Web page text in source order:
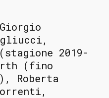
2019-
(fino
Roberta